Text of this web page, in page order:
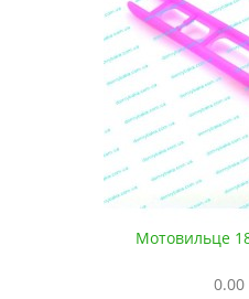
Мотовильце
0.00